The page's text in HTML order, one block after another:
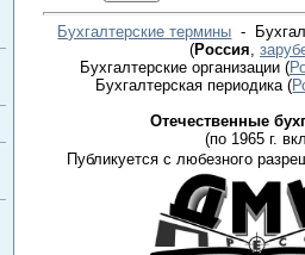
Бухгалтерские термины -
(Россия
Бухгалтерские организации (
Бухгалтерская периодика(
Отечественные
(по 1965 г.
Публикуется с любезного